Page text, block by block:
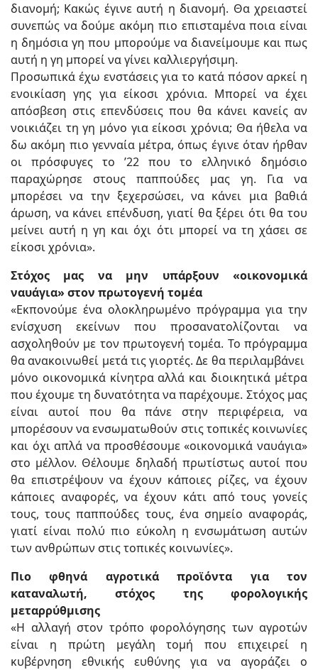
διανομή; Κακώς έγινε αυτή η διανομή. Θα χρειαστεί
συνεπώς να δούμε ακόμη πιο επισταμένα ποια είναι
η δημόσια γη που μπορούμε να διανείμουμε και πως
αυτή η γη μπορεί να γίνει καλλιεργήσιμη.
Προσωπικά έχω ενστάσεις για το κατά πόσον αρκεί η
ενοικίαση γης για είκοσι χρόνια. Μπορεί να έχει
απόσβεση στις επενδύσεις που θα κάνει κανείς αν
νοικιάζει τη γη μόνο για είκοσι χρόνια; Θα ήθελα να
δω ακόμη πιο γενναία μέτρα, όπως έγινε όταν ήρθαν
οι πρόσφυγες το ’22 που το ελληνικό δημόσιο
παραχώρησε στους παππούδες μας γη. Για να
μπορέσει να την ξεχερσώσει, να κάνει μια βαθιά
άρωση, να κάνει επένδυση, γιατί θα ξέρει ότι θα του
μείνει αυτή η γη και όχι ότι μπορεί να τη χάσει σε
είκοσι χρόνια».
Στόχος μας να μην υπάρξουν «οικονομικά
ναυάγια» στον πρωτογενή τομέα
«Εκπονούμε ένα ολοκληρωμένο πρόγραμμα για την
ενίσχυση εκείνων που προσανατολίζονται να
ασχοληθούν με τον πρωτογενή τομέα. Το πρόγραμμα
θα ανακοινωθεί μετά τις γιορτές. Δε θα περιλαμβάνει
μόνο οικονομικά κίνητρα αλλά και διοικητικά μέτρα
που έχουμε τη δυνατότητα να παρέχουμε. Στόχος μας
είναι αυτοί που θα πάνε στην περιφέρεια, να
μπορέσουν να ενσωματωθούν στις τοπικές κοινωνίες
και όχι απλά να προσθέσουμε «οικονομικά ναυάγια»
στο μέλλον. Θέλουμε δηλαδή πρωτίστως αυτοί που
θα επιστρέψουν να έχουν κάποιες ρίζες, να έχουν
κάποιες αναφορές, να έχουν κάτι από τους γονείς
τους, τους παππούδες τους, ένα σημείο αναφοράς,
γιατί είναι πολύ πιο εύκολη η ενσωμάτωση αυτών
των ανθρώπων στις τοπικές κοινωνίες».
Πιο φθηνά αγροτικά προϊόντα για τον
καταναλωτή, στόχος της φορολογικής
μεταρρύθμισης
«Η αλλαγή στον τρόπο φορολόγησης των αγροτών
είναι η πρώτη μεγάλη τομή που επιχειρεί η
κυβέρνηση εθνικής ευθύνης για να αγοράζει ο